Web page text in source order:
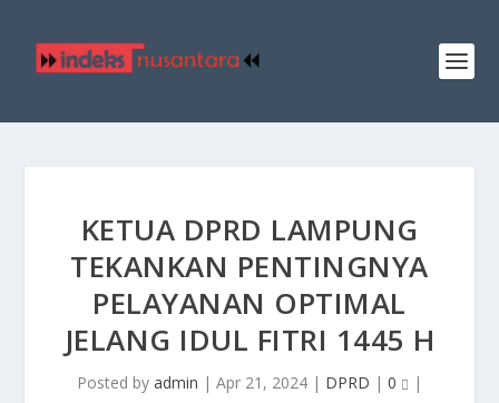
KETUA DPRD LAMPUNG
TEKANKAN PENTINGNYA
PELAYANAN OPTIMAL
JELANG IDUL FITRI 1445 H
Posted by admin | Apr 21, 2024 | DPRD | 0 |